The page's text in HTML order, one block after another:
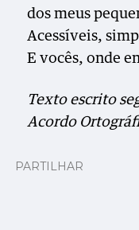
dos meus
Acessíveis,
E vocês, onde
Texto escrito
Acordo
PARTILHAR